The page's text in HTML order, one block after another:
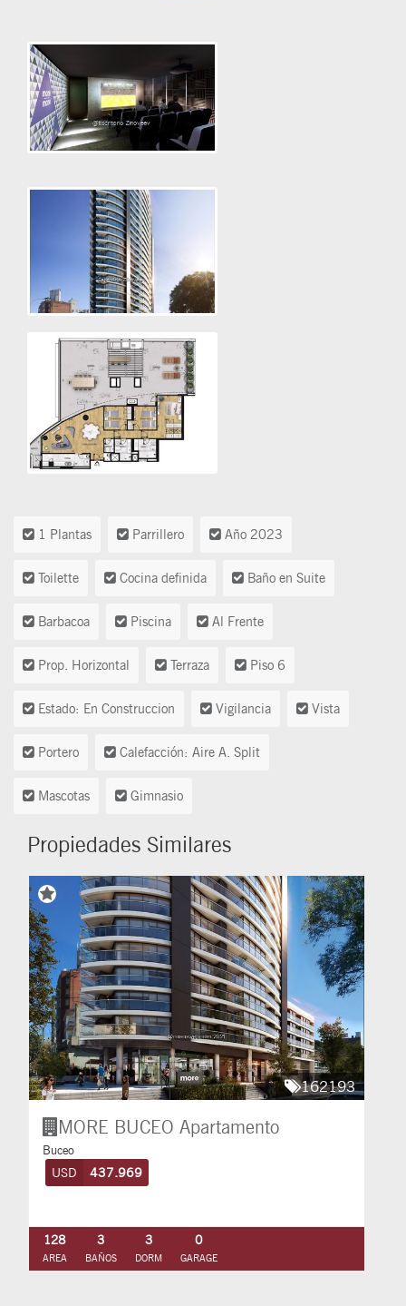
1 Plantas Parrillero Año 2023
Toilette Cocina definida Baño en Suite
Barbacoa Piscina Al Frente
Prop. Horizontal Terraza Piso 6
Estado: En Construccion Vigilancia Vista
Portero Calefacción: Aire A. Split
Mascotas Gimnasio
Propiedades Similares
162193
MORE BUCEO Apartamento
Buceo
USD 437.969
128
AREA
3
BAÑOS
3
DORM
0
GARAGE